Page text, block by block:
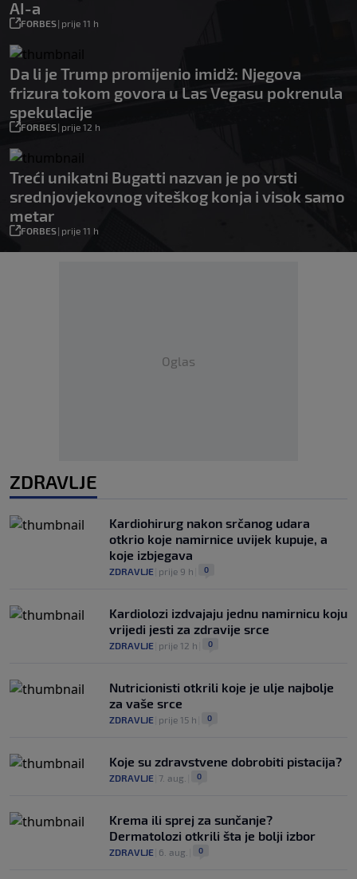
AI-a
FORBES| prije 11 h
Da li je Trump promijenio imidž: Njegova
frizura tokom govora u Las Vegasu pokrenula
spekulacije
FORBES| prije 12 h
Treći unikatni Bugatti nazvan je po vrsti
srednjovjekovnog viteškog konja i visok samo
metar
FORBES| prije 11 h
Oglas
ZDRAVLJE
Kardiohirurg nakon srčanog udara
otkrio koje namirnice uvijek kupuje, a
koje izbjegava
ZDRAVLJE prije 9 h 0
Kardiolozi izdvajaju jednu namirnicu koju
vrijedi jesti za zdravije srce
ZDRAVLJE prije 12 h 0
Nutricionisti otkrili koje je ulje najbolje
za vaše srce
ZDRAVLJE prije 15 h 0
Koje su zdravstvene dobrobiti pistacija?
ZDRAVLJE 7. aug. 0
Krema ili sprej za sunčanje?
Dermatolozi otkrili šta je bolji izbor
ZDRAVLJE 6. aug. 0